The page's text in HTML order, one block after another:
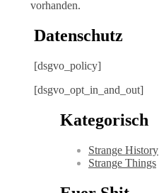
vorhanden.
Datenschutz
[dsgvo_policy]
[dsgvo_opt_in_and_out]
Kategorisch
Strange History
Strange Things